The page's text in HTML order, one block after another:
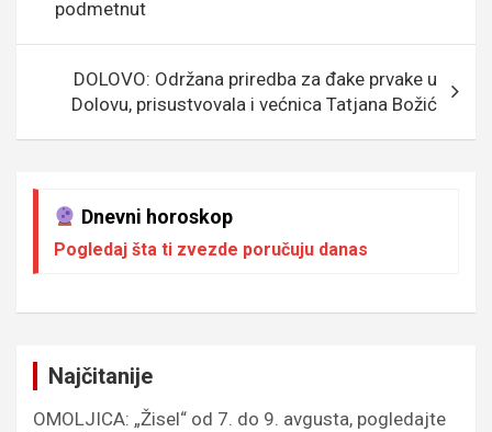
k
podmetnut
DOLOVO: Održana priredba za đake prvake u
Dolovu, prisustvovala i većnica Tatjana Božić
Dnevni horoskop
Pogledaj šta ti zvezde poručuju danas
Najčitanije
OMOLJICA: „Žisel“ od 7. do 9. avgusta, pogledajte